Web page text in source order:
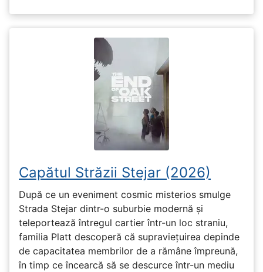
Capătul Străzii Stejar (2026)
După ce un eveniment cosmic misterios smulge
Strada Stejar dintr-o suburbie modernă și
teleportează întregul cartier într-un loc straniu,
familia Platt descoperă că supraviețuirea depinde
de capacitatea membrilor de a rămâne împreună,
în timp ce încearcă să se descurce într-un mediu